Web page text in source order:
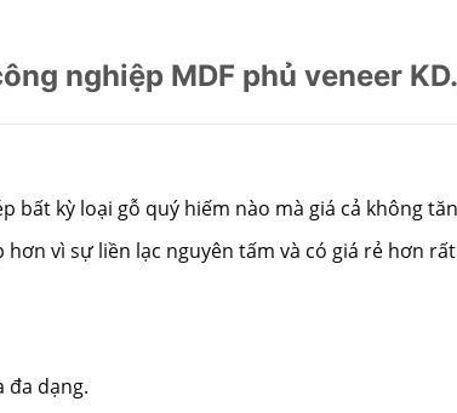
nghiệp MDF phủ veneer
kỳ loại gỗ quý hiếm nào mà giá cả không
vì sự liền lạc nguyên tấm và có giá rẻ hơn
đa dạng.